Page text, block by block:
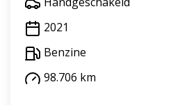
2021
Benzine
98.706 km